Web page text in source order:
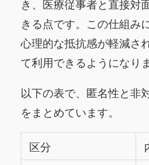
き、医療従事者と直接対
きる点です。この仕組み
心理的な抵抗感が軽減さ
て利用できるようになり
以下の表で、匿名性と非
をまとめています。
区分